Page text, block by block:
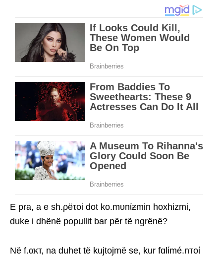
E pra, a e sh.ρëτoi dot ko.mυnίƶmin hoxhizmi,
duke i dhënë popullit bar për të ngrënë?
Në f.ακт, na duhet të kujtojmë se, kur fɑlίmé.nтoί